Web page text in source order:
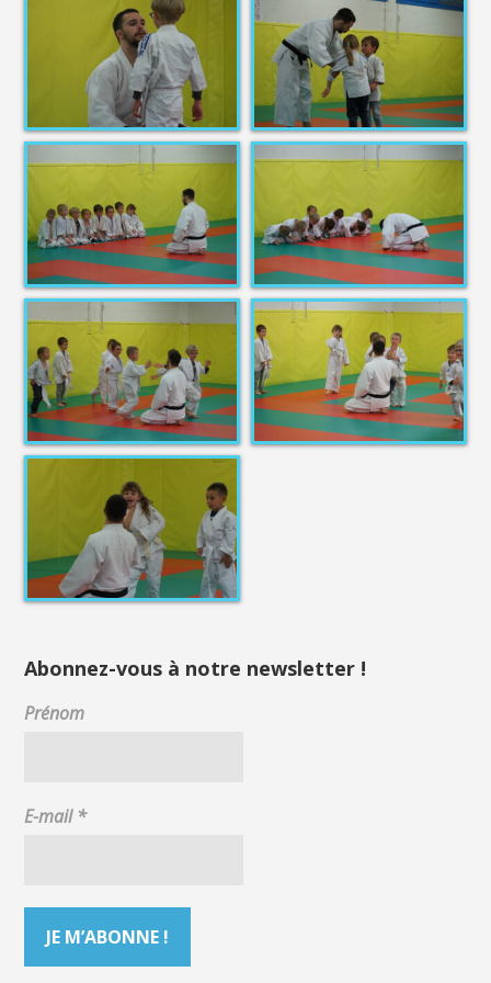
Abonnez-vous à notre newsletter !
Prénom
E-mail *